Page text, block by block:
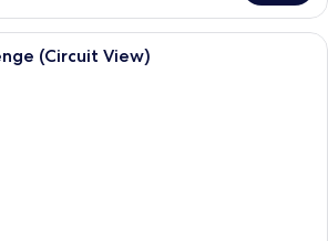
Et hotelværelse med to senge, et
(Circuit View)